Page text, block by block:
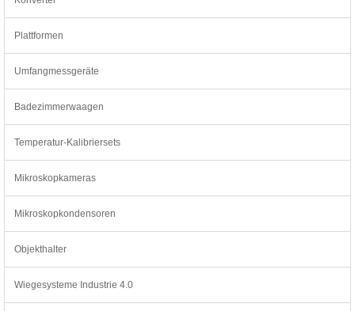
Plattformen
Umfangmessgeräte
Badezimmerwaagen
Temperatur-Kalibriersets
Mikroskopkameras
Mikroskopkondensoren
Objekthalter
Wiegesysteme Industrie 4.0